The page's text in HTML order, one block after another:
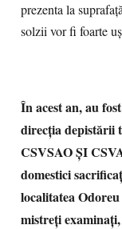
prezenta la
solzii vor fi foarte
În acest an, au
direcția depistării
CSVSAO ȘI
domestici
localitatea
mistreți